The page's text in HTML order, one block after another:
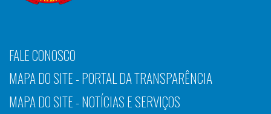
FALE CONOSCO
MAPA DO SITE - PORTAL DA TRANSPARÊNCIA
MAPA DO SITE - NOTÍCIAS E SERVIÇOS